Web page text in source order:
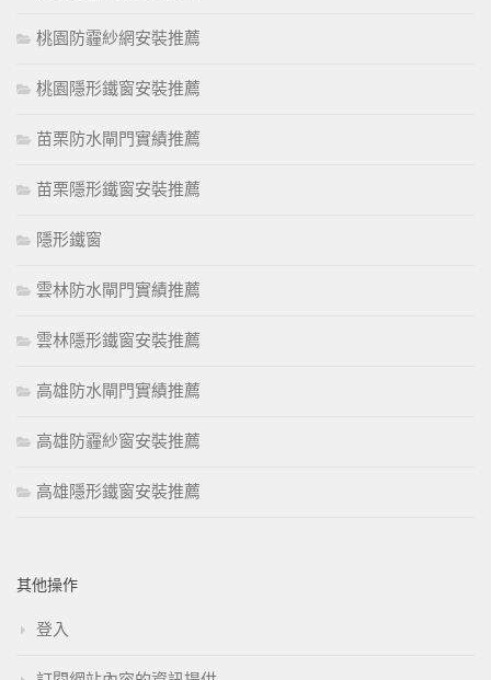
桃園防霾紗網安裝推薦
桃園隱形鐵窗安裝推薦
苗栗防水閘門實績推薦
苗栗隱形鐵窗安裝推薦
隱形鐵窗
雲林防水閘門實績推薦
雲林隱形鐵窗安裝推薦
高雄防水閘門實績推薦
高雄防霾紗窗安裝推薦
高雄隱形鐵窗安裝推薦
其他操作
登入